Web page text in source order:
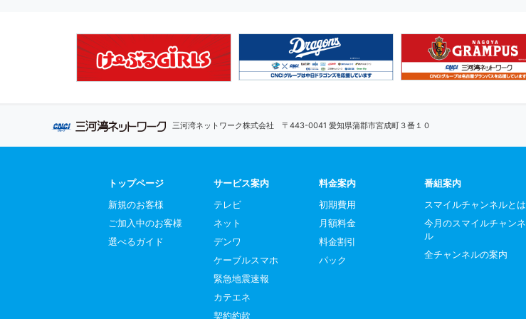
三河湾ネットワーク株式会社 〒443-0041 愛知県蒲郡市宮成町３番１０
トップページ
新規のお客様
ご加入中のお客様
選べるガイド
サービス案内
テレビ
ネット
デンワ
ケーブルスマホ
緊急地震速報
カテエネ
契約約款
料金案内
初期費用
月額料金
料金割引
パック
番組案内
スマイルチャンネルとは
今月のスマイルチャンネ
ル
全チャンネルの案内